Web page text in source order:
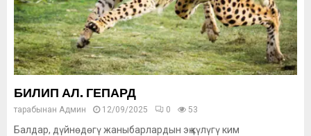
БИЛИП АЛ. ГЕПАРД
тарабынан Админ 12/09/2025 0 53
Балдар, дүйнөдөгү жаныбарлардын эң күлүгү ким